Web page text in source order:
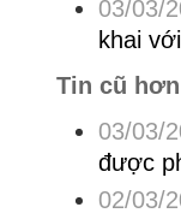
03/03/
khai
Tin cũ
03/03/
được
02/03/